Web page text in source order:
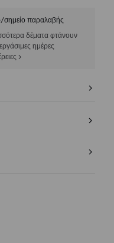
σημείο παραλαβής
δέματα φτάνουν
ημέρες
>